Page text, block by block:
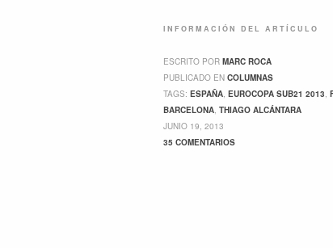
INFORMACIÓN DEL ARTÍCULO
ESCRITO POR MARC ROCA
PUBLICADO EN COLUMNAS
TAGS: ESPAÑA, EUROCOPA SUB21 2013,
BARCELONA, THIAGO ALCÁNTARA
JUNIO 19, 2013
35 COMENTARIOS